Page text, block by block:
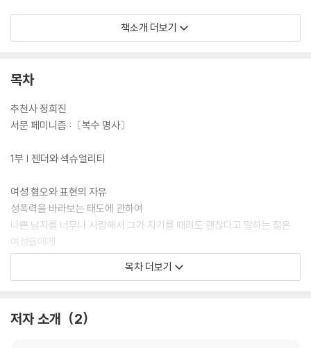
책소개 더보기
목차
추천사 정희진
서문 페미니즘 :〔복수 명사〕
1부 | 젠더와 섹슈얼리티
여성 혐오와 표현의 자유
성폭력을 바라보는 태도에 관하여
나쁜 남자를 너무나 사랑해서 그가 자기를 때려도 괜찮다고 말하는 젊은
여성들에게
언제부터 남성이 기준이 되었을까
뚱뚱한 사람들이 사는 법
목차 더보기
저자 소개 2